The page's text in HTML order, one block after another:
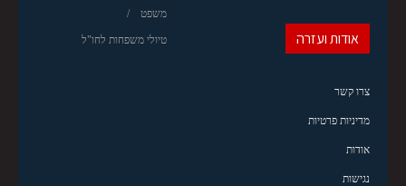
משפט
טיולי משפחות לחו"ל אודות ועזרה
צרו קשר
מדיניות פרטיות
אודות
נגישות